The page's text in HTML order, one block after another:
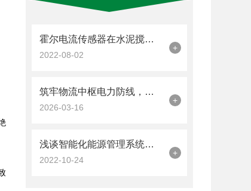
霍尔电流传感器在水泥搅拌桩的应用
2022-08-02
+
筑牢物流中枢电力防线，安科瑞电气接点测温方案守护物流中心配电室安全
2026-03-16
+
浅谈智能化能源管理系统平台在企业中的应用
2022-10-24
+